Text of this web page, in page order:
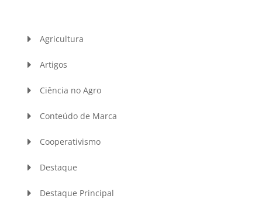
Agricultura
Artigos
Ciência no Agro
Conteúdo de Marca
Cooperativismo
Destaque
Destaque Principal